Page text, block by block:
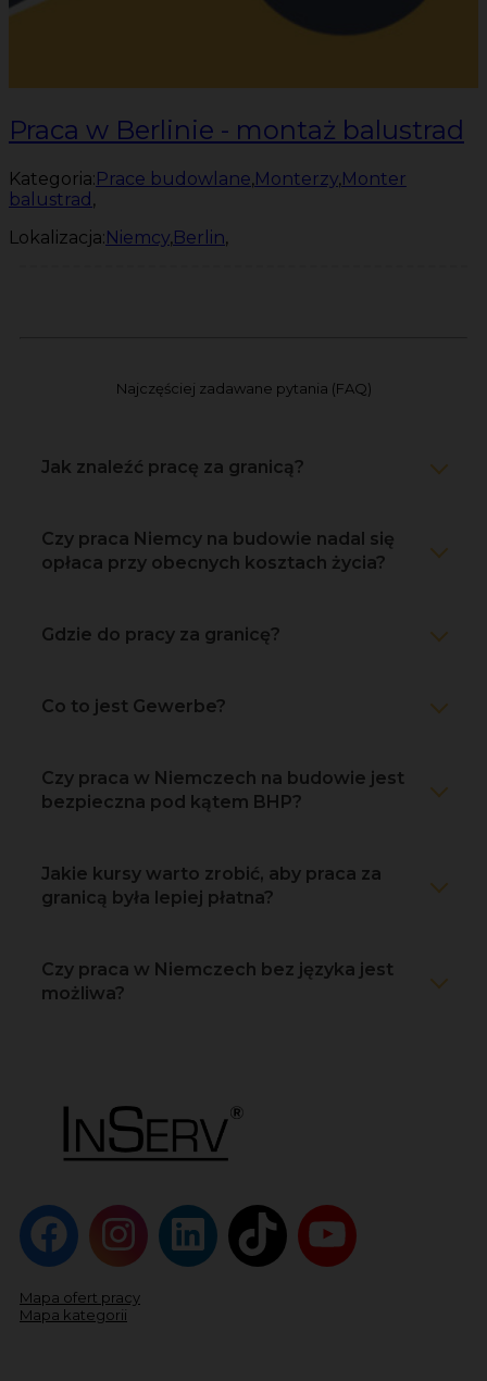
Praca w Berlinie - montaż balustrad
Kategoria:Prace budowlane,Monterzy,Monter
balustrad ,
Lokalizacja:Niemcy,Berlin,
Najczęściej zadawane pytania (FAQ)
Jak znaleźć pracę za granicą?
Czy praca Niemcy na budowie nadal się
opłaca przy obecnych kosztach życia?
Gdzie do pracy za granicę?
Co to jest Gewerbe?
Czy praca w Niemczech na budowie jest
bezpieczna pod kątem BHP?
Jakie kursy warto zrobić, aby praca za
granicą była lepiej płatna?
Czy praca w Niemczech bez języka jest
możliwa?
Mapa ofert pracy
Mapa kategorii